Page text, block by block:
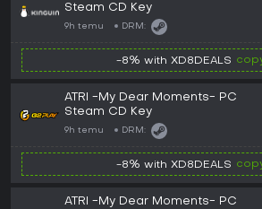
Steam CD Key
9h temu DRM:
-8% with XD8DEALS
ATRI -My Dear Moments- PC
Steam CD Key
9h temu DRM:
-8% with XD8DEALS
ATRI -My Dear Moments- PC